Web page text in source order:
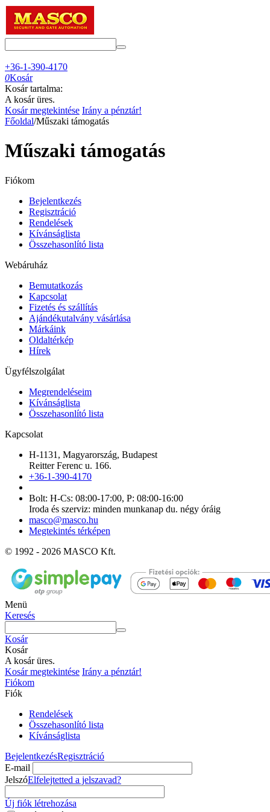
+36-1-390-4170
0Kosár
Kosár tartalma:
A kosár üres.
Kosár megtekintése Irány a pénztár!
Főoldal/Műszaki támogatás
Műszaki támogatás
Fiókom
Bejelentkezés
Regisztráció
Rendelések
Kívánságlista
Összehasonlító lista
Webáruház
Bemutatkozás
Kapcsolat
Fizetés és szállítás
Ajándékutalvány vásárlása
Márkáink
Oldaltérkép
Hírek
Ügyfélszolgálat
Megrendeléseim
Kívánságlista
Összehasonlító lista
Kapcsolat
H-1131, Magyarország, Budapest
Reitter Ferenc u. 166.
+36-1-390-4170
Bolt: H-Cs: 08:00-17:00, P: 08:00-16:00
Iroda és szerviz: minden munkanap du. négy óráig
masco@masco.hu
Megtekintés térképen
© 1992 - 2026 MASCO Kft.
Menü
Keresés
Kosár
Kosár
A kosár üres.
Kosár megtekintése Irány a pénztár!
Fiókom
Fiók
Rendelések
Összehasonlító lista
Kívánságlista
BejelentkezésRegisztráció
E-mail
JelszóElfelejtetted a jelszavad?
Új fiók létrehozása